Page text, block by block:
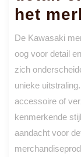
het
De Kawasaki
oog voor detail
zich
unieke
accessoire of
kenmerkende
aandacht voor